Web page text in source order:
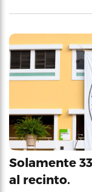
Solamente
al recinto.